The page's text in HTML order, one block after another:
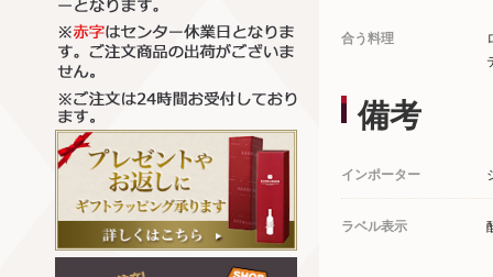
合う料理
備考
インポーター
ラベル表示